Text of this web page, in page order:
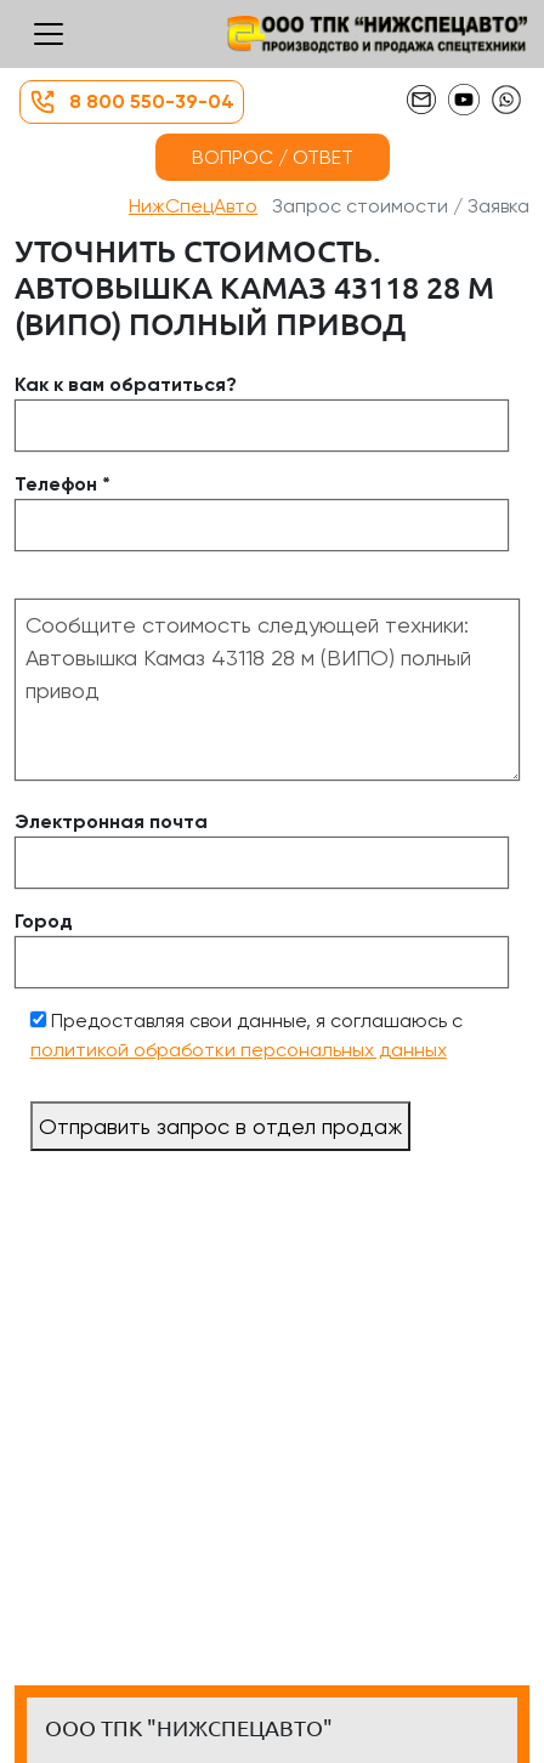
8 800 550-39-04
ВОПРОС / ОТВЕТ
НижСпецАвто Запрос стоимости / Заявка
УТОЧНИТЬ СТОИМОСТЬ.
АВТОВЫШКА КАМАЗ 43118 28 М
(ВИПО) ПОЛНЫЙ ПРИВОД
Как к вам обратиться?
Телефон *
Электронная почта
Город
Предоставляя свои данные, я соглашаюсь с
политикой обработки персональных данных
Отправить запрос в отдел продаж
ООО ТПК "НИЖСПЕЦАВТО"